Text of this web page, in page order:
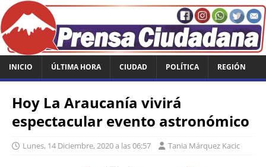
INICIO ÚLTIMA HORA CIUDAD POLÍTICA REGIÓN
Hoy La Araucanía vivirá
espectacular evento astronómico
Lunes, 14 Diciembre, 2020 a las 06:57 Tania Márquez Kacic